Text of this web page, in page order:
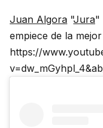
Juan Algora "Jura"
empiece de la
https://